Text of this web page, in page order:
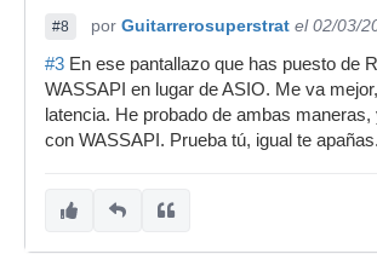
#8 por Guitarrerosuperstrat el 02/03/
#3 En ese pantallazo que has puesto de
WASSAPI en lugar de ASIO. Me va
latencia. He probado de ambas
con WASSAPI. Prueba tú, igual te apañas.